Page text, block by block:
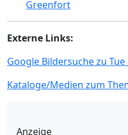
Greenfort
Externe Links:
Google Bildersuche zu
Kataloge/Medien zum
Anzeige